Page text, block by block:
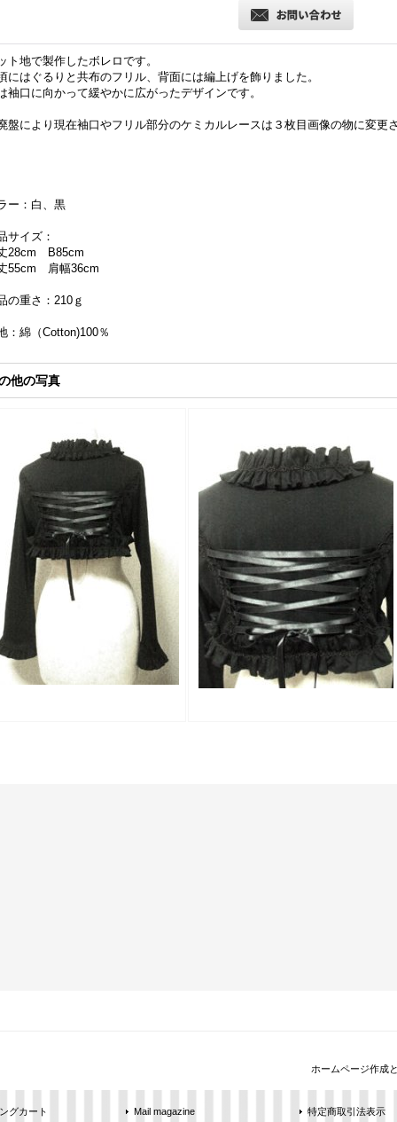
ト地で製作したボレロです。
にはぐるりと共布のフリル、背面には編上げを飾りました。
袖口に向かって緩やかに広がったデザインです。
盤により現在袖口やフリル部分のケミカルレースは３枚目画像の物に変更
ー：白、黒
サイズ：
28cm B85cm
55cm 肩幅36cm
の重さ：210ｇ
：綿（Cotton)100％
他の写真
ホームページ作成
グカート Mail magazine 特定商取引法表示